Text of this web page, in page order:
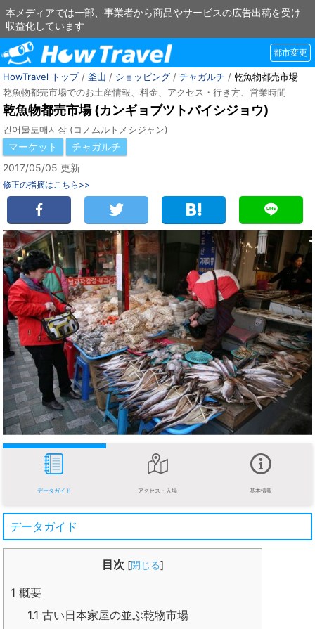
本メディアでは一部、事業者から商品やサービスの広告出稿を受け
収益化しています
都市変更
HowTravel トップ/ 釜山 / ショッピング / チャガルチ / 乾魚物都売市場
乾魚物都売市場でのお土産情報、料金、アクセス・行き方、営業時間
乾魚物都売市場 (カンギョブツトバイシジョウ)
건어물도매시장 (コノムルトメシジャン)
マーケット
チャガルチ
2017/05/05 更新
修正の指摘はこちら>>
データガイド アクセス・入場 基本情報
データガイド
目次 [閉じる]
1 概要
1.1 古い日本家屋の並ぶ乾物市場